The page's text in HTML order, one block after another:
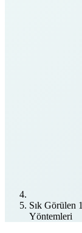
Sık Görülen
Yöntemleri